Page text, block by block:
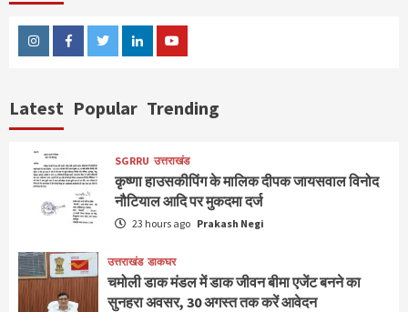
InstagramFacebookTwitterLinkedinYoutube
Latest Popular Trending
SGRRU उत्तराखंड
कृष्णा हाउसकीपिंग के मालिक दीपक जायसवाल विनोद
नौटियाल आदि पर मुकदमा दर्ज
23 hours ago Prakash Negi
उत्तराखंड डाकघर
चमोली डाक मंडल में डाक जीवन बीमा एजेंट बनने का
सुनहरा अवसर, 30 अगस्त तक करें आवेदन